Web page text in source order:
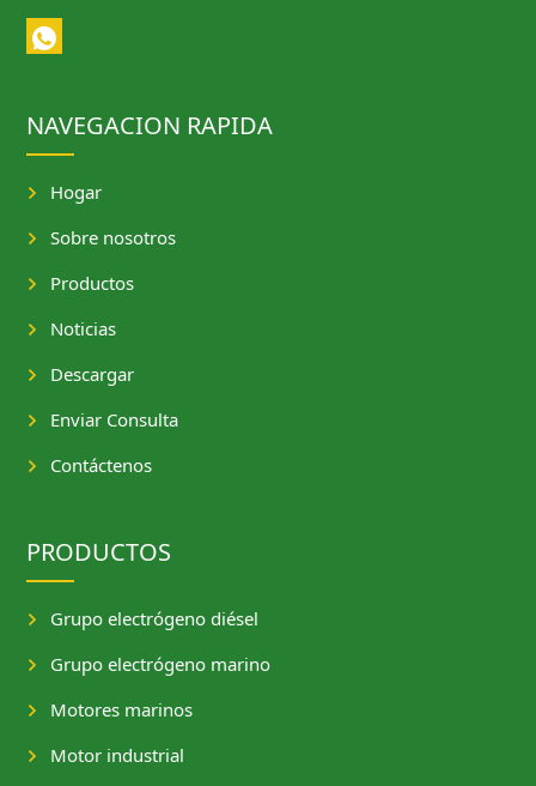
NAVEGACION RAPIDA
Hogar
Sobre nosotros
Productos
Noticias
Descargar
Enviar Consulta
Contáctenos
PRODUCTOS
Grupo electrógeno diésel
Grupo electrógeno marino
Motores marinos
Motor industrial